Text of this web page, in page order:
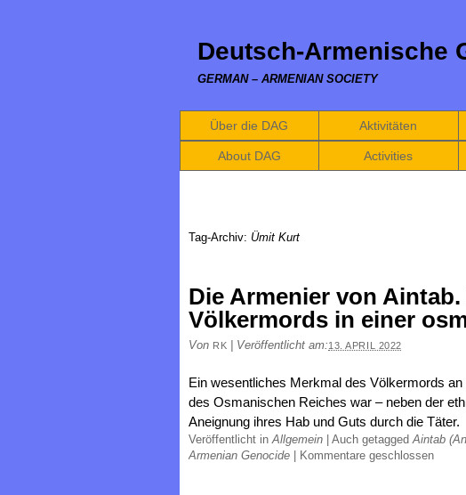
Deutsch-Armenische
GERMAN – ARMENIAN SOCIETY
Über die DAG Aktivitäten
About DAG Activities
Tag-Archiv: Ümit Kurt
Die Armenier von
Völkermords in einer
Von RK Veröffentlicht am:13. APRIL 2022
Ein wesentliches Merkmal des Völkermords
des Osmanischen Reiches war – neben der
Aneignung ihres Hab und Guts durch die Täter.
Veröffentlicht inAllgemein Auch getaggedAintab
Armenian Genocide
Kommentare geschlossen